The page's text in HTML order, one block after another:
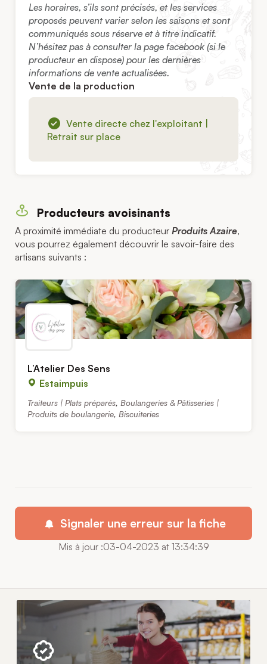
Les horaires, s’ils sont précisés, et les services
proposés peuvent varier selon les saisons et sont
communiqués sous réserve et à titre indicatif.
N’hésitez pas à consulter la page facebook (si le
producteur en dispose) pour les dernières
informations de vente actualisées.
Vente de la production
Vente directe chez l'exploitant |
Retrait sur place
Producteurs avoisinants
A proximité immédiate du producteur Produits Azaire,
vous pourrez également découvrir le savoir-faire des
artisans suivants :
L’Atelier Des Sens
Estaimpuis
Traiteurs | Plats préparés, Boulangeries & Pâtisseries |
Produits de boulangerie, Biscuiteries
Signaler une erreur sur la fiche
Mis à jour :03-04-2023 at 13:34:39